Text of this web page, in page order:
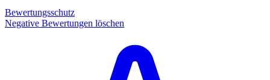
Bewertungsschutz
Negative Bewertungen löschen